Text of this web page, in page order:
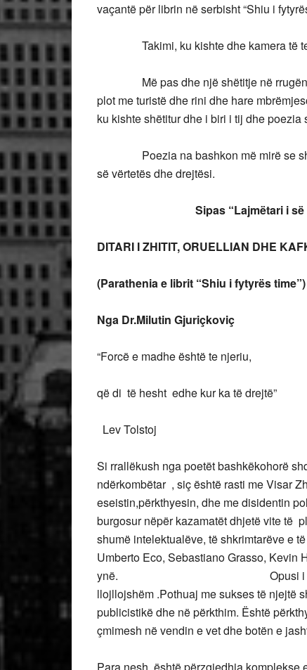
vaçantë për librin në serbisht “Shiu i
Takimi, ku kishte dhe kamera të
Më pas dhe një shëtitje në rrugën
plot me turistë dhe rini dhe hare
ku kishte shëtitur dhe i biri i tij dhe
Poezia na bashkon më mirë se
së vërtetës dhe drejtësi.
Sipas “Lajmëtari i së
DITARI I ZHITIT, ORUELLIAN DHE
(Parathenia e librit “Shiu i fytyrës time”)
Nga Dr.Milutin Gjuriçkoviç
“Forcë e madhe është te njeriu,
që di të hesht edhe kur ka
Lev Tolstoj
Si rrallëkush nga poetët bashkëkohorë
ndërkombëtar , siç është rasti me Visar
eseistin,përkthyesin, dhe me disidentin
burgosur nëpër kazamatët dhjetë vite të
shumë intelektualëve, të shkrimtarëve e
Umberto Eco, Sebastiano Grasso,
ynë. Opusi i tij letrar është
llojllojshëm .Pothuaj me sukses të njejtë
publicistikë dhe në përkthim. Është
çmimesh në vendin e vet dhe botën e